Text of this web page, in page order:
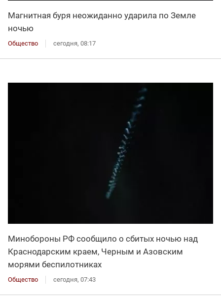
Магнитная буря неожиданно ударила по Земле
ночью
Общество сегодня, 08:17
Минобороны РФ сообщило о сбитых ночью над
Краснодарским краем, Черным и Азовским
морями беспилотниках
Общество сегодня, 07:43